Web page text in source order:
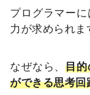
プログラマー
力が求められま
なぜなら、目
ができる思考回